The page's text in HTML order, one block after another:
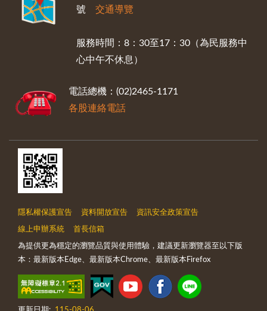
號 交通導覽
服務時間：8：30至17：30（為民服務中
心中午不休息）
電話總機：(02)2465-1171
各股連絡電話
隱私權保護宣告 資料開放宣告 資訊安全政策宣告
線上申辦系統 首長信箱
為提供更為穩定的瀏覽品質與使用體驗，建議更新瀏覽器至以下版
本：最新版本Edge、最新版本Chrome、最新版本Firefox